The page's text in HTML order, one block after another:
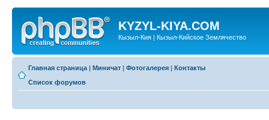
KYZYL-KIYA.COM
Кызыл-Кия | Кызыл-Кийское Землячество
Главная страница | Миничат | Фотогалерея | Контакты
Список форумов